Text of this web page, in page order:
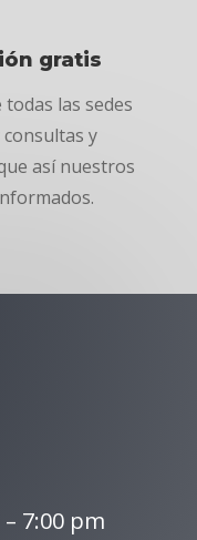
gratis
las sedes
y
así nuestros
7:00 pm